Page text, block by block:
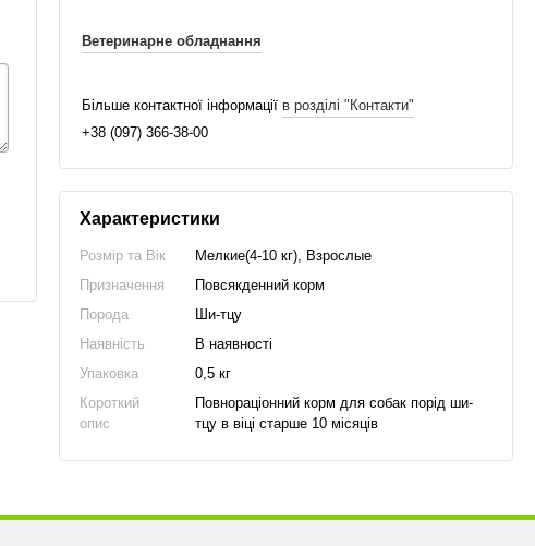
Ветеринарне обладнання
Більше контактної інформації в розділі "Контакти"
+38 (097) 366-38-00
Характеристики
Розмір та Вік
Мелкие(4-10 кг), Взрослые
Призначення
Повсякденний корм
Порода
Ши-тцу
Наявність
В наявності
Упаковка
0,5 кг
Короткий
опис
Повнораціонний корм для собак порід ши-
тцу в віці старше 10 місяців